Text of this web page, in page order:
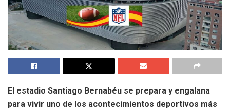
El estadio Santiago Bernabéu se prepara y engalana
para vivir uno de los acontecimientos deportivos más